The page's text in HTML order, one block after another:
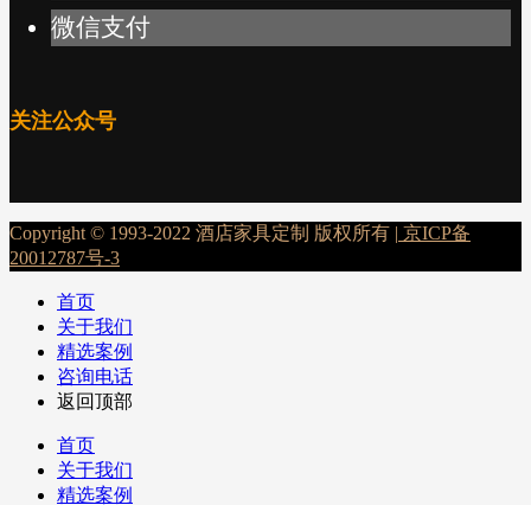
微信支付
关注公众号
Copyright © 1993-2022 酒店家具定制 版权所有 | 京ICP备
20012787号-3
首页
关于我们
精选案例
咨询电话
返回顶部
首页
关于我们
精选案例